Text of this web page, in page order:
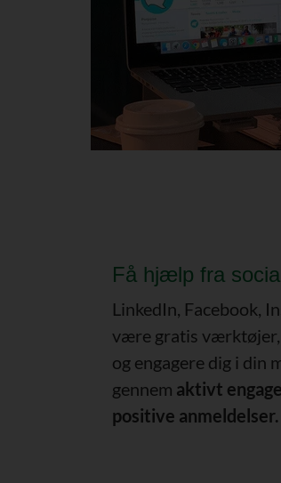
Få hjælp fra
LinkedIn, Facebook,
være gratis værktøjer,
og engagere dig i din
gennem aktivt
positive anmeldelser.